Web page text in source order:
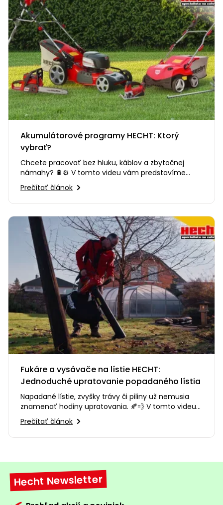
Akumulátorové programy HECHT: Ktorý
vybrať?
Chcete pracovať bez hluku, káblov a zbytočnej
námahy? 🔋⚙️ V tomto videu vám predstavíme
výhody moderného…
Prečítať článok
Fukáre a vysávače na lístie HECHT:
Jednoduché upratovanie popadaného lístia
Napadané lístie, zvyšky trávy či piliny už nemusia
znamenať hodiny upratovania. 🍂💨 V tomto videu
vám predstavíme fukáre…
Prečítať článok
Hecht Newsletter